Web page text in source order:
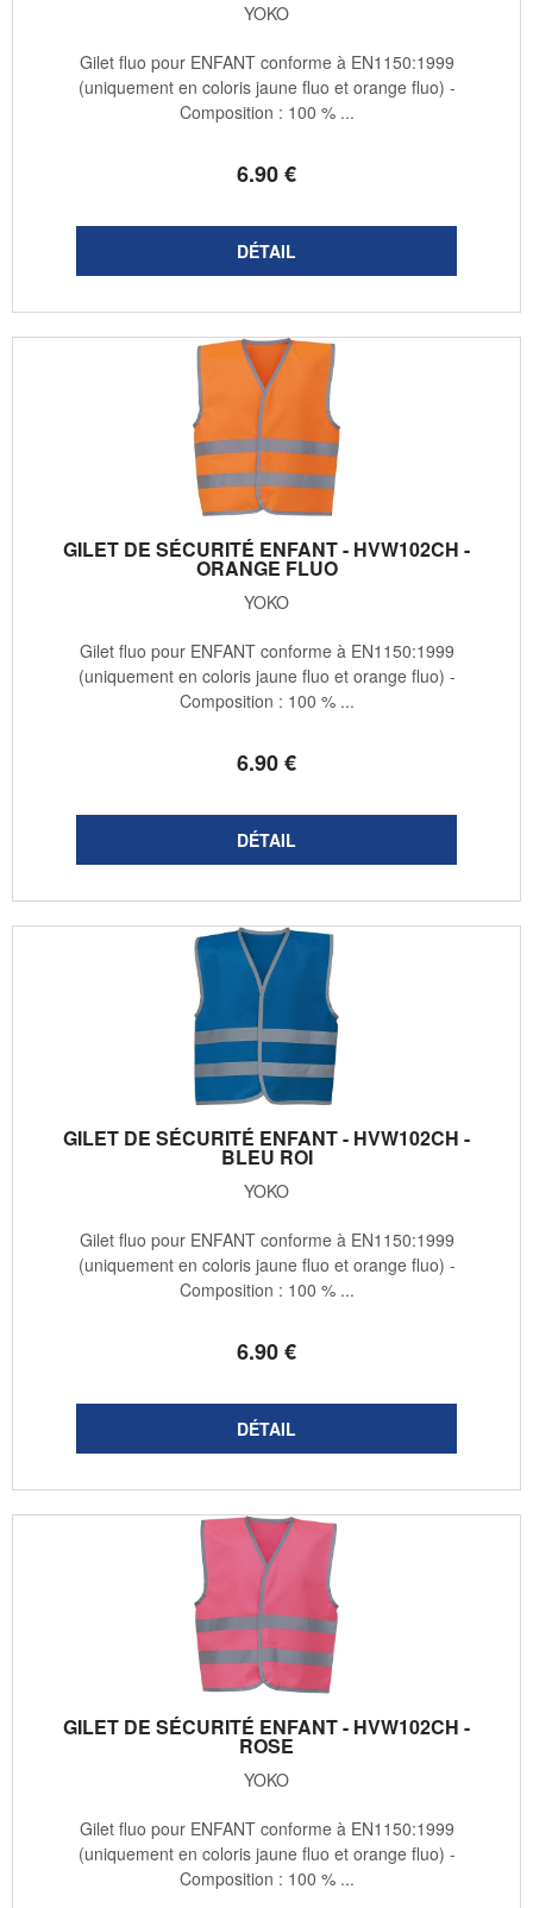
YOKO
6.90€
Gilet fluo pour ENFANT conforme à EN1150:1999
(uniquement en coloris jaune fluo et orange fluo) -
Composition : 100 % ...
GILET DE SÉCURITÉ ENFANT - HVW102CH -
ORANGE FLUO
YOKO
6.90€
Gilet fluo pour ENFANT conforme à EN1150:1999
(uniquement en coloris jaune fluo et orange fluo) -
Composition : 100 % ...
GILET DE SÉCURITÉ ENFANT - HVW102CH -
BLEU ROI
YOKO
6.90€
Gilet fluo pour ENFANT conforme à EN1150:1999
(uniquement en coloris jaune fluo et orange fluo) -
Composition : 100 % ...
GILET DE SÉCURITÉ ENFANT - HVW102CH -
ROSE
YOKO
Gilet fluo pour ENFANT conforme à EN1150:1999
(uniquement en coloris jaune fluo et orange fluo) -
Composition : 100 % ...